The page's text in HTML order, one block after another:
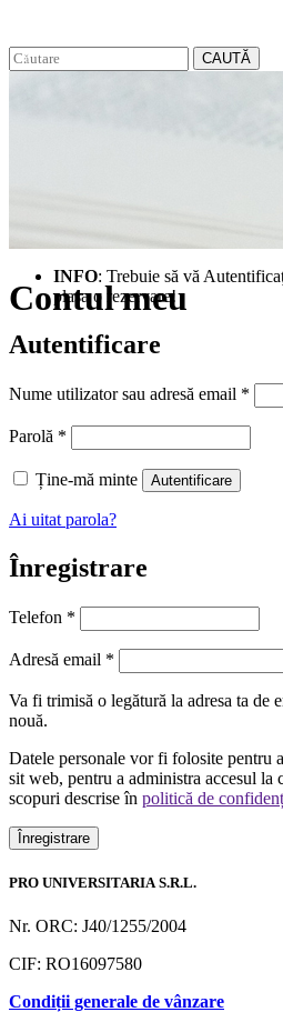
CAUTĂ
Contul meu
INFO: Trebuie să vă
plasa o rezervare!
Autentificare
Nume utilizator sau adresă email *
Parolă *
Ține-mă minte Autentificare
Ai uitat parola?
Înregistrare
Telefon *
Adresă email *
Va fi trimisă o legătură la adresa ta de
nouă.
Datele personale vor fi folosite pentru
sit web, pentru a administra accesul la
scopuri descrise în politică de
Înregistrare
PRO UNIVERSITARIA S.R.L.
Nr. ORC: J40/1255/2004
CIF: RO16097580
Condiții generale de vânzare